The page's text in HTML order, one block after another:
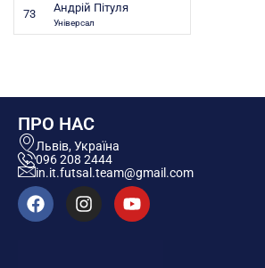
73 Андрій Пітуля
Універсал
ПРО НАС
Львів, Україна
096 208 2444
in.it.futsal.team@gmail.com